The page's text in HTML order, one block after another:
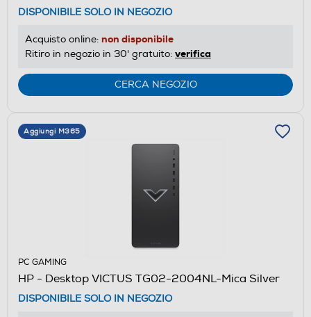
DISPONIBILE SOLO IN NEGOZIO
Acquisto online: non disponibile
Ritiro in negozio in 30' gratuito: verifica
CERCA NEGOZIO
Aggiungi M365
PC GAMING
HP - Desktop VICTUS TG02-2004NL-Mica Silver
DISPONIBILE SOLO IN NEGOZIO